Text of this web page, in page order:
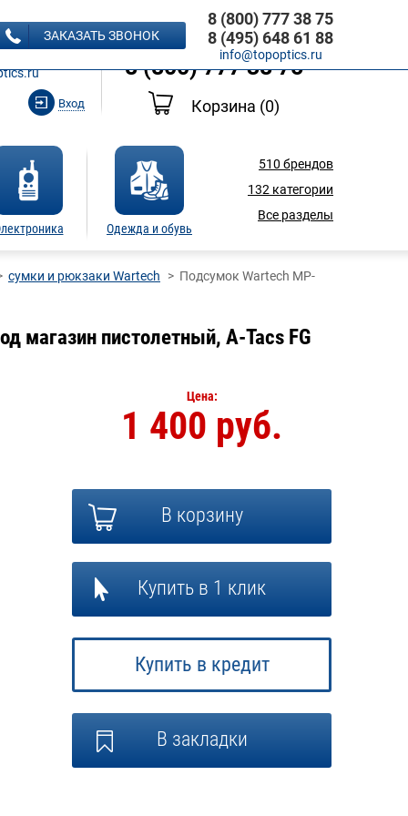
ЗВОНОК
Вход
8 (495) 648 61 88
8 (800) 777 38 75
Корзина (0)
Одежда и обувь
510 брендов
132 категории
Все разделы
ЗАКАЗАТЬ ЗВОНОК
8 (800) 777 38 75
8 (495) 648 61 88
info@topoptics.ru
сумки и рюкзаки Wartech Подсумок Wartech MP-
магазин пистолетный, A-Tacs FG
Цена:
1 400 руб.
В корзину
Купить в 1 клик
Купить в кредит
В закладки